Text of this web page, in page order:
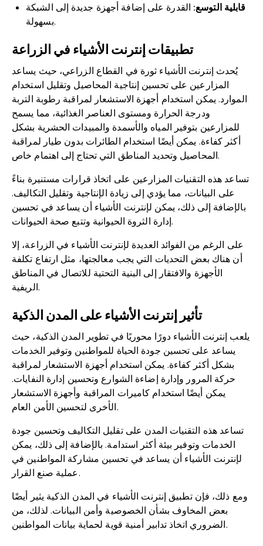
قابلية التوسع: القدرة على إضافة أجهزة جديدة إلى الشبكة
بسهولة.
تطبيقات إنترنت الأشياء في الزراعة
يُحدث إنترنت الأشياء ثورة في القطاع الزراعي، حيث يساعد
المزارعين على تحسين إنتاجية المحاصيل وتقليل استخدام
الموارد. يمكن استخدام أجهزة الاستشعار لمراقبة رطوبة التربة
ودرجة الحرارة ومستوى العناصر الغذائية، مما يسمح
للمزارعين بتوفير المياه والأسمدة والمبيدات الحشرية بشكل
أكثر كفاءة. يمكن أيضًا استخدام الطائرات بدون طيار لمراقبة
المحاصيل وتحديد المناطق التي تحتاج إلى اهتمام خاص.
تساعد هذه التقنيات المزارعين على اتخاذ قرارات مستنيرة بناءً
على البيانات، مما يؤدي إلى زيادة الإنتاجية وتقليل التكاليف.
بالإضافة إلى ذلك، يمكن لإنترنت الأشياء أن يساعد في تحسين
إدارة الثروة الحيوانية وتتبع صحة الحيوانات.
على الرغم من الفوائد العديدة لإنترنت الأشياء في الزراعة، إلا
أن هناك بعض التحديات التي يجب معالجتها، مثل ارتفاع تكلفة
الأجهزة والافتقار إلى البنية التحتية للاتصال في المناطق
الريفية.
تأثير إنترنت الأشياء على المدن الذكية
يلعب إنترنت الأشياء دورًا محوريًا في تطوير المدن الذكية، حيث
يساعد على تحسين جودة الحياة للمواطنين وتوفير الخدمات
بشكل أكثر كفاءة. يمكن استخدام أجهزة الاستشعار لمراقبة
حركة المرور وإدارة إضاءة الشوارع وتحسين إدارة النفايات.
يمكن أيضًا استخدام كاميرات المراقبة وأجهزة الاستشعار
الأخرى لتحسين الأمن العام.
تساعد هذه التقنيات المدن على تقليل التكاليف وتحسين جودة
الخدمات وتوفير بيئة أكثر استدامة. بالإضافة إلى ذلك، يمكن
لإنترنت الأشياء أن يساعد في تحسين مشاركة المواطنين في
عملية صنع القرار.
ومع ذلك، فإن تطبيق إنترنت الأشياء في المدن الذكية يثير أيضًا
بعض المخاوف بشأن الخصوصية وأمن البيانات. لذلك، من
الضروري اتخاذ تدابير أمنية قوية لحماية بيانات المواطنين.